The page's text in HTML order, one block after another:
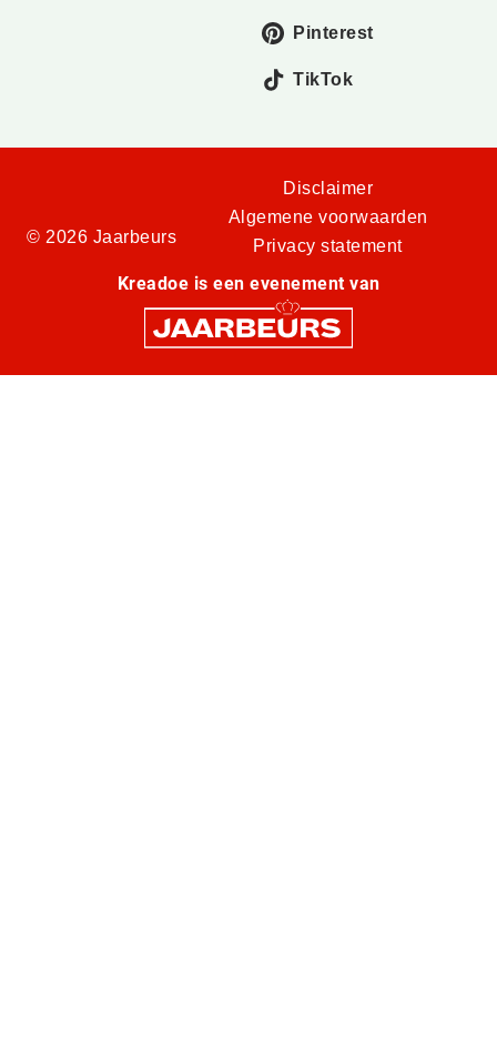
Pinterest
TikTok
© 2026 Jaarbeurs
Disclaimer
Algemene voorwaarden
Privacy statement
Kreadoe is een evenement van